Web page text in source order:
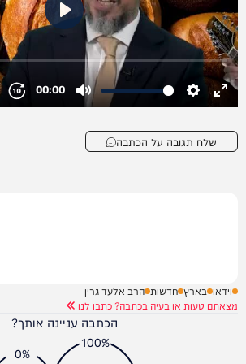
שלח תגובה על הכתבה
וידאו בארץ חדשות הרב אלעד גרין
מצאתם טעות או בעיה בכתבה? כתבו לנו
הכתבה עניינה אותך?
100%
0%